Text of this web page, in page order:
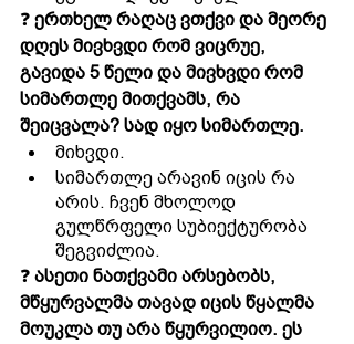
❓ ერთხელ რაღაც ვთქვი და მეორე
დღეს მივხვდი რომ ვიცრუე,
გავიდა 5 წელი და მივხვდი რომ
სიმართლე მითქვამს, რა
შეიცვალა? სად იყო სიმართლე.
მიხვდი.
სიმართლე არავინ იცის რა
არის. ჩვენ მხოლოდ
გულწრფელი სუბიექტურობა
შეგვიძლია.
❓ ასეთი ნათქვამი არსებობს,
მწყურვალმა თავად იცის წყალმა
მოუკლა თუ არა წყურვილიო. ეს